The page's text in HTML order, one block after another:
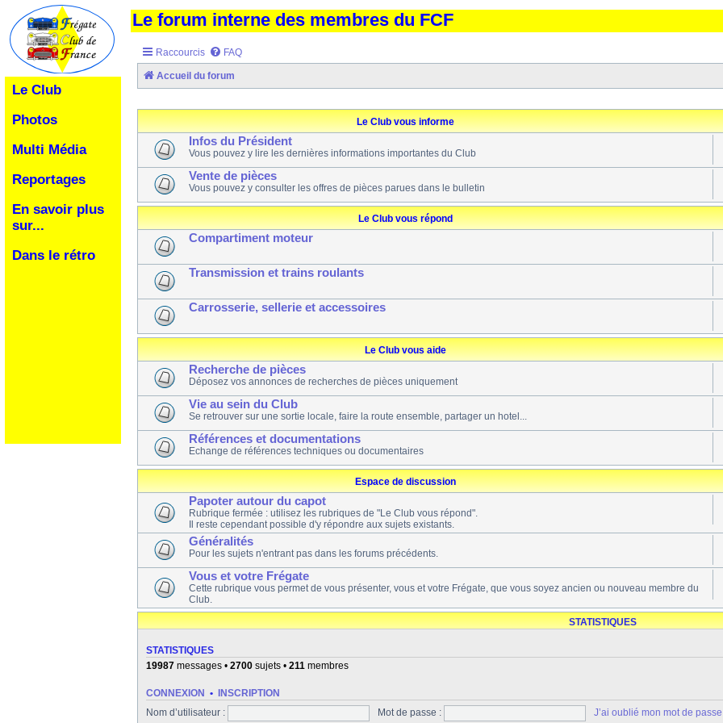
Le Club
Photos
Multi Média
Reportages
En savoir plus
sur...
Dans le rétro
Le forum interne des membres du FCF
Raccourcis FAQ
Accueil du forum
Le Club vous informe
Infos du Président
Vous pouvez y lire les dernières informations importantes du Club
Vente de pièces
Vous pouvez y consulter les offres de pièces parues dans le bulletin
Le Club vous répond
Compartiment moteur
Transmission et trains roulants
Carrosserie, sellerie et accessoires
Le Club vous aide
Recherche de pièces
Déposez vos annonces de recherches de pièces uniquement
Vie au sein du Club
Se retrouver sur une sortie locale, faire la route ensemble, partager un hotel...
Références et documentations
Echange de références techniques ou documentaires
Espace de discussion
Papoter autour du capot
Rubrique fermée : utilisez les rubriques de "Le Club vous répond".
Il reste cependant possible d'y répondre aux sujets existants.
Généralités
Pour les sujets n'entrant pas dans les forums précédents.
Vous et votre Frégate
Cette rubrique vous permet de vous présenter, vous et votre Frégate, que vous soyez ancien ou nouveau membre du
Club.
STATISTIQUES
STATISTIQUES
19987 messages • 2700 sujets • 211 membres
CONNEXION • INSCRIPTION
Nom d’utilisateur : Mot de passe : J’ai oublié mon mot de passe